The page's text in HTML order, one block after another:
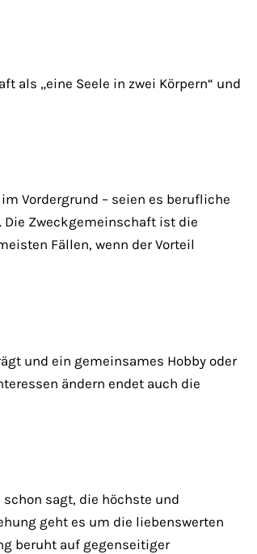
als „eine Seele in zwei Körpern“ und
Vordergrund – seien es berufliche
Die Zweckgemeinschaft ist die
Fällen, wenn der Vorteil
und ein gemeinsames Hobby oder
ändern endet auch die
sagt, die höchste und
geht es um die liebenswerten
beruht auf gegenseitiger